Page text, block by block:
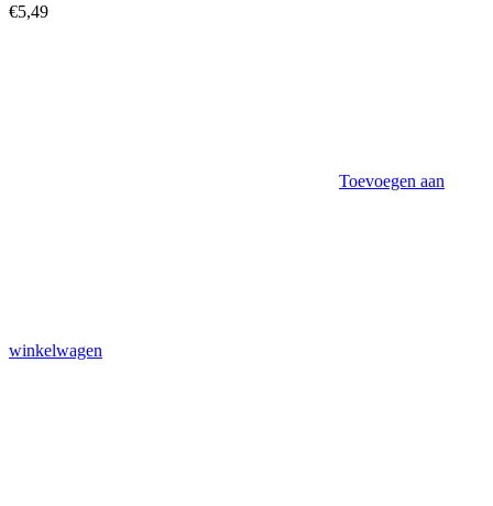
€5,49
Toevoegen aan
winkelwagen